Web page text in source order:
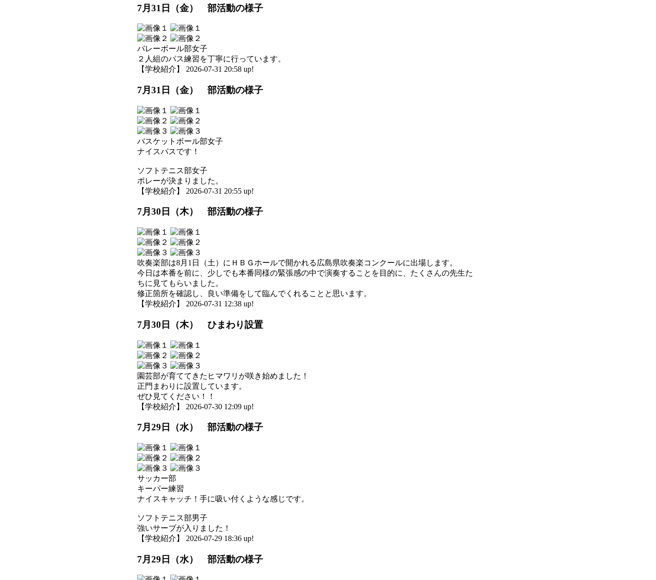
7月31日（金） 部活動の様子
バレーボール部女子
２人組のパス練習を丁寧に行っています。
【学校紹介】 2026-07-31 20:58 up!
7月31日（金） 部活動の様子
バスケットボール部女子
ナイスパスです！
ソフトテニス部女子
ボレーが決まりました。
【学校紹介】 2026-07-31 20:55 up!
7月30日（木） 部活動の様子
吹奏楽部は8月1日（土）にＨＢＧホールで開かれる広島県吹奏楽コンクールに出場します。
今日は本番を前に、少しでも本番同様の緊張感の中で演奏することを目的に、たくさんの先生た
ちに見てもらいました。
修正箇所を確認し、良い準備をして臨んでくれることと思います。
【学校紹介】 2026-07-31 12:38 up!
7月30日（木） ひまわり設置
園芸部が育ててきたヒマワリが咲き始めました！
正門まわりに設置しています。
ぜひ見てください！！
【学校紹介】 2026-07-30 12:09 up!
7月29日（水） 部活動の様子
サッカー部
キーパー練習
ナイスキャッチ！手に吸い付くような感じです。
ソフトテニス部男子
強いサーブが入りました！
【学校紹介】 2026-07-29 18:36 up!
7月29日（水） 部活動の様子